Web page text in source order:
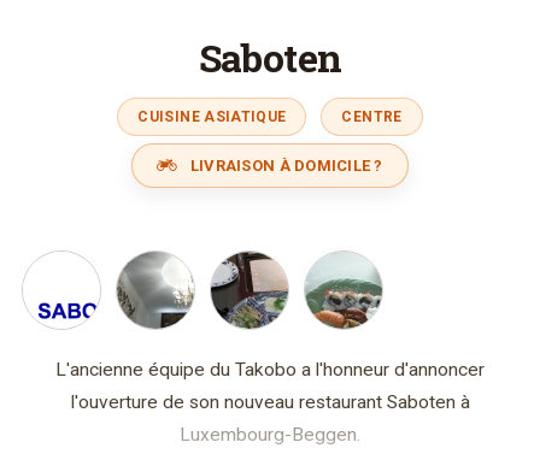
Saboten
CUISINE ASIATIQUE CENTRE
LIVRAISON À DOMICILE ?
L'ancienne équipe du Takobo a l'honneur d'annoncer
l'ouverture de son nouveau restaurant Saboten à
Luxembourg-Beggen.